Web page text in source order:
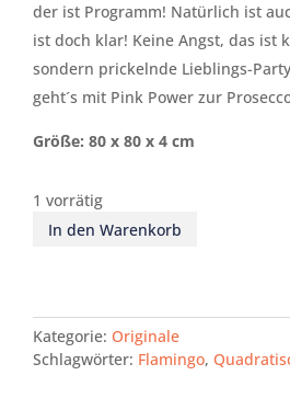
der ist Programm! Natürlich ist
ist doch klar! Keine Angst, das ist
sondern prickelnde Lieblings-
geht´s mit Pink Power zur
Größe: 80 x 80 x 4 cm
1 vorrätig
In den Warenkorb
Kategorie: Originale
Schlagwörter: Flamingo,